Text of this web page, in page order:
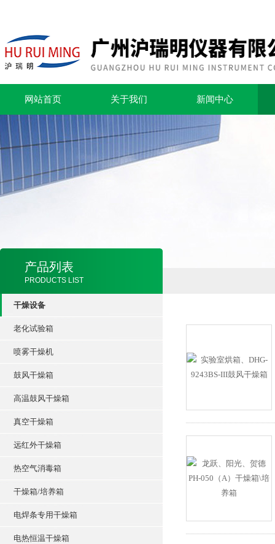
网站首页 关于我们 新闻中心
产品列表
PRODUCTS LIST
干燥设备
老化试验箱
喷雾干燥机
鼓风干燥箱
高温鼓风干燥箱
真空干燥箱
远红外干燥箱
热空气消毒箱
干燥箱/培养箱
电焊条专用干燥箱
电热恒温干燥箱